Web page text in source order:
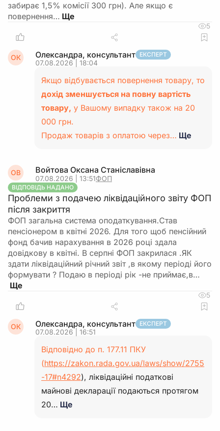
забирає 1,5% комісії 300 грн). Але якщо є
повернення…
5
ОК Олександра, консультант ЕКСПЕРТ
07.08.2026 | 18:04
Якщо відбувається повернення товару, то
дохід зменшується на повну вартість
товару, у Вашому випадку також на 20
000 грн.
Продаж товарів з оплатою через… Ще
ОВ Войтова Оксана Станіславівна
07.08.2026 | 13:51ФОП
ВІДПОВІДЬ НАДАНО
Проблеми з подачею ліквідаційного звіту ФОП
після закриття
ФОП загальна система оподаткування.Став
пенсіонером в квітні 2026. Для того щоб пенсійний
фонд бачив нарахування в 2026 році здала
довідкову в квітні. В серпні ФОП закрилася .ЯК
здати ліквідаційний річний звіт ,в якому періоді його
формувати ? Подаю в періоді рік -не приймає,в…
5
ОК Олександра, консультант ЕКСПЕРТ
07.08.2026 | 16:51
Відповідно до п. 177.11 ПКУ
(https://zakon.rada.gov.ua/laws/show/2755
-17#n4292), ліквідаційні податкові
майнові декларації подаються протягом
20… Ще